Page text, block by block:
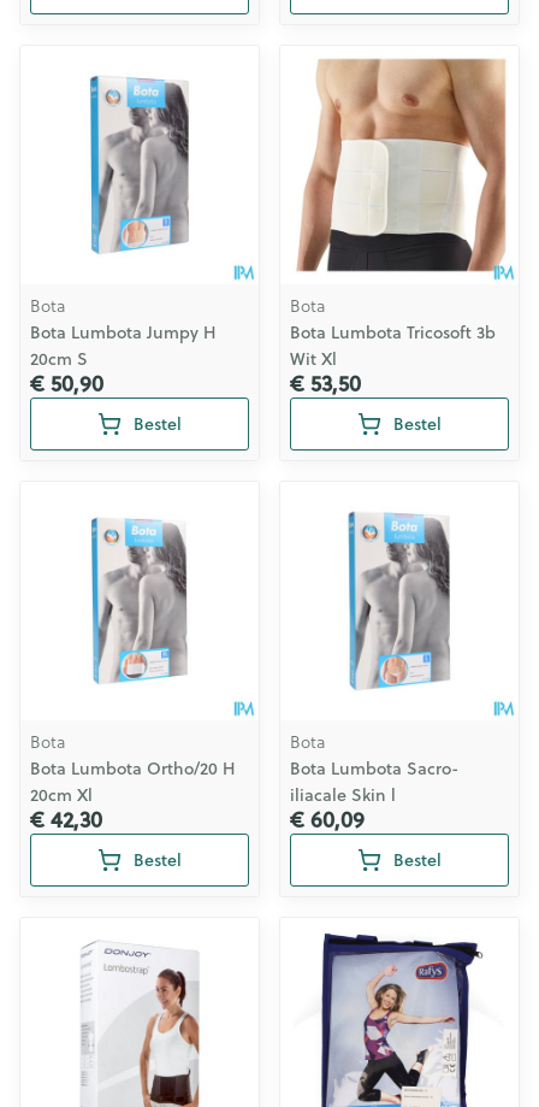
Bota
Bota Lumbota Jumpy H
20cm S
€ 50,90
Bestel
Bota
Bota Lumbota Tricosoft 3b
Wit Xl
€ 53,50
Bestel
Bota
Bota Lumbota Ortho/20 H
20cm Xl
€ 42,30
Bestel
Bota
Bota Lumbota Sacro-
iliacale Skin l
€ 60,09
Bestel